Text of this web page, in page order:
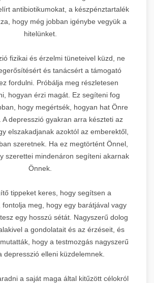
antibiotikumokat, a készpénztartalék
hogy még jobban igénybe vegyük a
hitelünket.
fizikai és érzelmi tüneteivel küzd, ne
és tanácsért a támogató
fordulni. Próbálja meg részletesen
hogyan érzi magát. Ez segíteni fog
hogy megértsék, hogyan hat Önre
A depresszió gyakran arra készteti az
elszakadjanak azoktól az emberektől,
szeretnek. Ha ez megtörtént Önnel,
szerettei mindenáron segíteni akarnak
Önnek.
tippeket keres, hogy segítsen a
fontolja meg, hogy egy barátjával vagy
egy hosszú sétát. Nagyszerű dolog
a gondolatait és az érzéseit, és
hogy a testmozgás nagyszerű
depresszió elleni küzdelemnek.
a saját maga által kitűzött célokról